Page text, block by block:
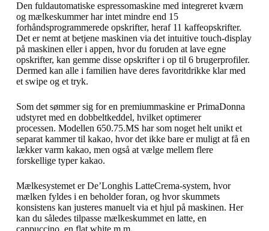
Den fuldautomatiske espressomaskine med integreret kværn
og mælkeskummer har intet mindre end 15
forhåndsprogrammerede opskrifter, heraf 11 kaffeopskrifter.
Det er nemt at betjene maskinen via det intuitive touch-display
på maskinen eller i appen, hvor du foruden at lave egne
opskrifter, kan gemme disse opskrifter i op til 6 brugerprofiler.
Dermed kan alle i familien have deres favoritdrikke klar med
et swipe og et tryk.
Som det sømmer sig for en premiummaskine er PrimaDonna
udstyret med en dobbeltkeddel, hvilket optimerer
processen. Modellen 650.75.MS har som noget helt unikt et
separat kammer til kakao, hvor det ikke bare er muligt at få en
lækker varm kakao, men også at vælge mellem flere
forskellige typer kakao.
Mælkesystemet er De’Longhis LatteCrema-system, hvor
mælken fyldes i en beholder foran, og hvor skummets
konsistens kan justeres manuelt via et hjul på maskinen. Her
kan du således tilpasse mælkeskummet en latte, en
cappuccino, en flat white m.m.